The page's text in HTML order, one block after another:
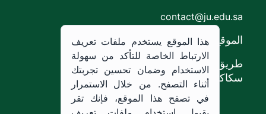
contact@ju.edu.sa
الموقع
طريق الملك خالد،
سكاكا, المملكة العربية السعودية.
هذا الموقع يستخدم ملفات تعريف
الارتباط الخاصة للتأكد من سهولة
الاستخدام وضمان تحسين تجربتك
أثناء التصفح. من خلال الاستمرار
في تصفح هذا الموقع، فإنك تقر